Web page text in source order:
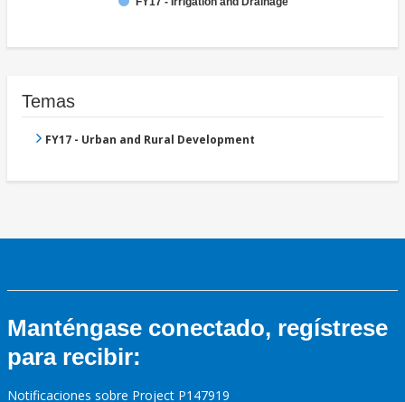
Temas
FY17 - Urban and Rural Development
Manténgase conectado, regístrese
para recibir:
Notificaciones sobre Project P147919